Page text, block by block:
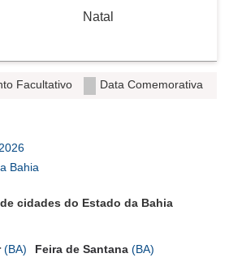
Natal
Facultativo Data Comemorativa
Bahia
cidades do Estado da Bahia
(BA) Feira de Santana (BA)